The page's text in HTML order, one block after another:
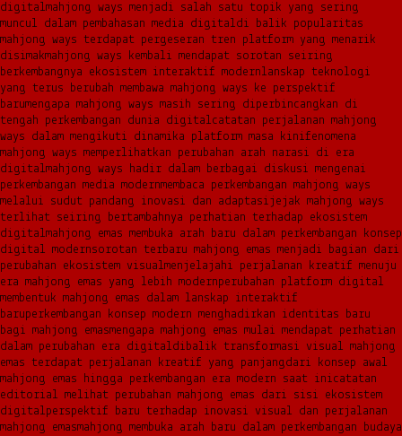
digitalmahjong ways menjadi salah satu topik yang sering
muncul dalam pembahasan media digitaldi balik popularitas
mahjong ways terdapat pergeseran tren platform yang menarik
disimakmahjong ways kembali mendapat sorotan seiring
berkembangnya ekosistem interaktif modernlanskap teknologi
yang terus berubah membawa mahjong ways ke perspektif
barumengapa mahjong ways masih sering diperbincangkan di
tengah perkembangan dunia digitalcatatan perjalanan mahjong
ways dalam mengikuti dinamika platform masa kinifenomena
mahjong ways memperlihatkan perubahan arah narasi di era
digitalmahjong ways hadir dalam berbagai diskusi mengenai
perkembangan media modernmembaca perkembangan mahjong ways
melalui sudut pandang inovasi dan adaptasijejak mahjong ways
terlihat seiring bertambahnya perhatian terhadap ekosistem
digitalmahjong emas membuka arah baru dalam perkembangan konsep
digital modernsorotan terbaru mahjong emas menjadi bagian dari
perubahan ekosistem visualmenjelajahi perjalanan kreatif menuju
era mahjong emas yang lebih modernperubahan platform digital
membentuk mahjong emas dalam lanskap interaktif
baruperkembangan konsep modern menghadirkan identitas baru
bagi mahjong emasmengapa mahjong emas mulai mendapat perhatian
dalam perubahan era digitaldibalik transformasi visual mahjong
emas terdapat perjalanan kreatif yang panjangdari konsep awal
mahjong emas hingga perkembangan era modern saat inicatatan
editorial melihat perubahan mahjong emas dari sisi ekosistem
digitalperspektif baru terhadap inovasi visual dan perjalanan
mahjong emasmahjong membuka arah baru dalam perkembangan budaya